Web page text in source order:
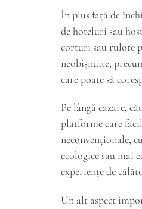
În plus față de
de hoteluri sau
corturi sau rulote
neobișnuite,
care poate să
Pe lângă cazare,
platforme care
neconvenționale,
ecologice sau mai
experiențe de
Un alt aspect